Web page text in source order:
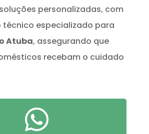
personalizadas, com
especializado para
Atuba, assegurando que
recebam o cuidado
